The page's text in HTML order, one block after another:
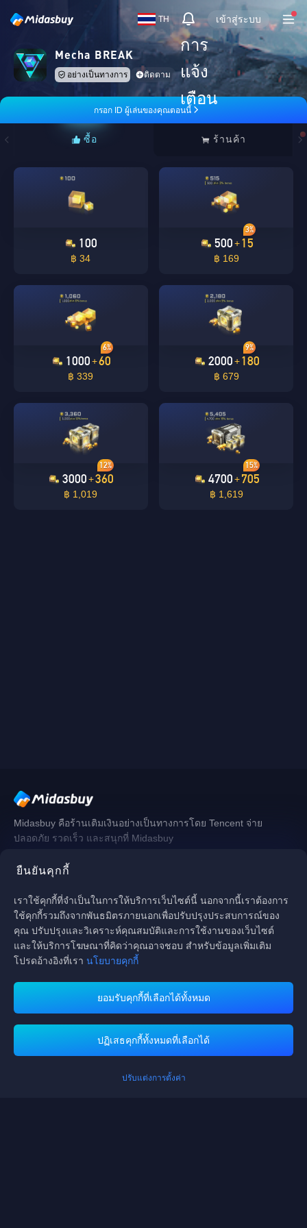
TH
การ
แจ้ง
เตือน
เข้าสู่ระบบ
ยืนยันคุกกี้
เราใช้คุกกี้ที่จำเป็นในการให้บริการเว็บไซต์นี้ นอกจากนี้เราต้องการ
ใช้คุกกี้รวมถึงจากพันธมิตรภายนอกเพื่อปรับปรุงประสบการณ์ของ
คุณ ปรับปรุงและวิเคราะห์คุณสมบัติและการใช้งานของเว็บไซต์
และให้บริการโฆษณาที่คิดว่าคุณอาจชอบ สำหรับข้อมูลเพิ่มเติม
โปรดอ้างอิงที่เรา นโยบายคุกกี้
ยอมรับคุกกี้ที่เลือกได้ทั้งหมด
ปฏิเสธคุกกี้ทั้งหมดที่เลือกได้
ปรับแต่งการตั้งค่า
Mecha BREAK
อย่างเป็นทางการ ติดตาม
กรอก ID ผู้เล่นของคุณตอนนี้
ซื้อ ร้านค้า
100
฿ 34
500+ 15
3%
฿ 169
1000+60
6%
฿ 339
2000+ 180
9%
฿ 679
3000 +360
12%
฿ 1,019
4700+ 705
15%
฿ 1,619
Midasbuy คือร้านเติมเงินอย่างเป็นทางการโดย Tencent จ่าย
ปลอดภัย รวดเร็ว และสนุกที่ Midasbuy
Midasbuy รองรับวิธีการชำระเงิน